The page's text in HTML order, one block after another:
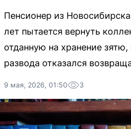
Пенсионер из
лет пытается вернуть
отданную на хранение
развода отказался
9 мая, 2026, 01:50 3